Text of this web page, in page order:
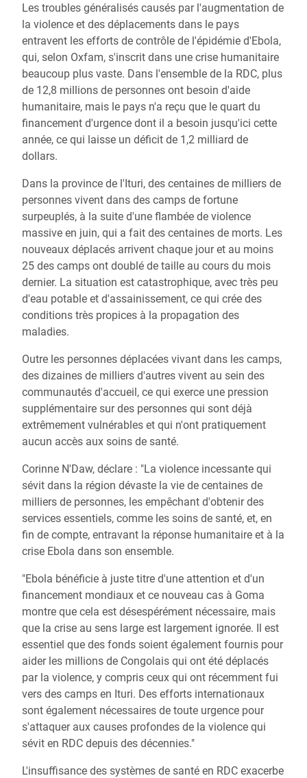
Les troubles généralisés causés par l'augmentation de
la violence et des déplacements dans le pays
entravent les efforts de contrôle de l'épidémie d'Ebola,
qui, selon Oxfam, s'inscrit dans une crise humanitaire
beaucoup plus vaste. Dans l'ensemble de la RDC, plus
de 12,8 millions de personnes ont besoin d'aide
humanitaire, mais le pays n'a reçu que le quart du
financement d'urgence dont il a besoin jusqu'ici cette
année, ce qui laisse un déficit de 1,2 milliard de
dollars.
Dans la province de l'Ituri, des centaines de milliers de
personnes vivent dans des camps de fortune
surpeuplés, à la suite d'une flambée de violence
massive en juin, qui a fait des centaines de morts. Les
nouveaux déplacés arrivent chaque jour et au moins
25 des camps ont doublé de taille au cours du mois
dernier. La situation est catastrophique, avec très peu
d'eau potable et d'assainissement, ce qui crée des
conditions très propices à la propagation des
maladies.
Outre les personnes déplacées vivant dans les camps,
des dizaines de milliers d'autres vivent au sein des
communautés d'accueil, ce qui exerce une pression
supplémentaire sur des personnes qui sont déjà
extrêmement vulnérables et qui n'ont pratiquement
aucun accès aux soins de santé.
Corinne N'Daw, déclare : "La violence incessante qui
sévit dans la région dévaste la vie de centaines de
milliers de personnes, les empêchant d'obtenir des
services essentiels, comme les soins de santé, et, en
fin de compte, entravant la réponse humanitaire et à la
crise Ebola dans son ensemble.
"Ebola bénéficie à juste titre d'une attention et d'un
financement mondiaux et ce nouveau cas à Goma
montre que cela est désespérément nécessaire, mais
que la crise au sens large est largement ignorée. Il est
essentiel que des fonds soient également fournis pour
aider les millions de Congolais qui ont été déplacés
par la violence, y compris ceux qui ont récemment fui
vers des camps en Ituri. Des efforts internationaux
sont également nécessaires de toute urgence pour
s'attaquer aux causes profondes de la violence qui
sévit en RDC depuis des décennies."
L'insuffisance des systèmes de santé en RDC exacerbe